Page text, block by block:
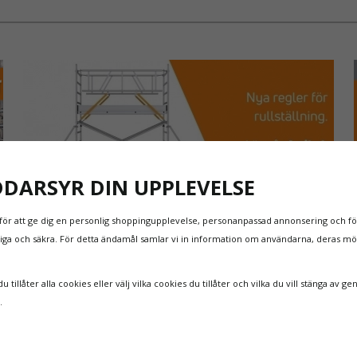
Paketet
rörelse i
alltid vara
som ökar
och
kvalitet
NYA REGLER FÖR RULLSTÄLLNING - AFS2023:9 &
Även om det kan verka högst osannolikt så är våra
DIN UPPLEVELSE
att ge dig en personlig shoppingupplevelse, personanpassad annonsering och
och säkra. För detta ändamål samlar vi in information om användarna, deras
tillåter alla cookies eller välj vilka cookies du tillåter och vilka du vill stänga av